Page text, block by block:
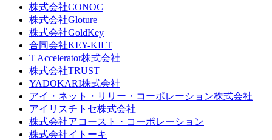
株式会社CONOC
株式会社Gloture
株式会社GoldKey
合同会社KEY-KILT
T Accelerator株式会社
株式会社TRUST
YADOKARI株式会社
アイ・ネット・リリー・コーポレーション株式会社
アイリスチトセ株式会社
株式会社アコースト・コーポレーション
株式会社イトーキ